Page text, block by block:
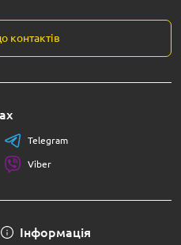
контактів
Інформація
Telegram
Viber